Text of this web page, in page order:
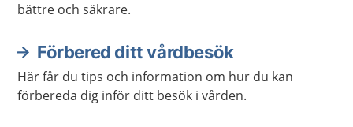
bättre och säkrare.
Förbered ditt vårdbesök
Här får du tips och information om hur du kan
förbereda dig inför ditt besök i vården.